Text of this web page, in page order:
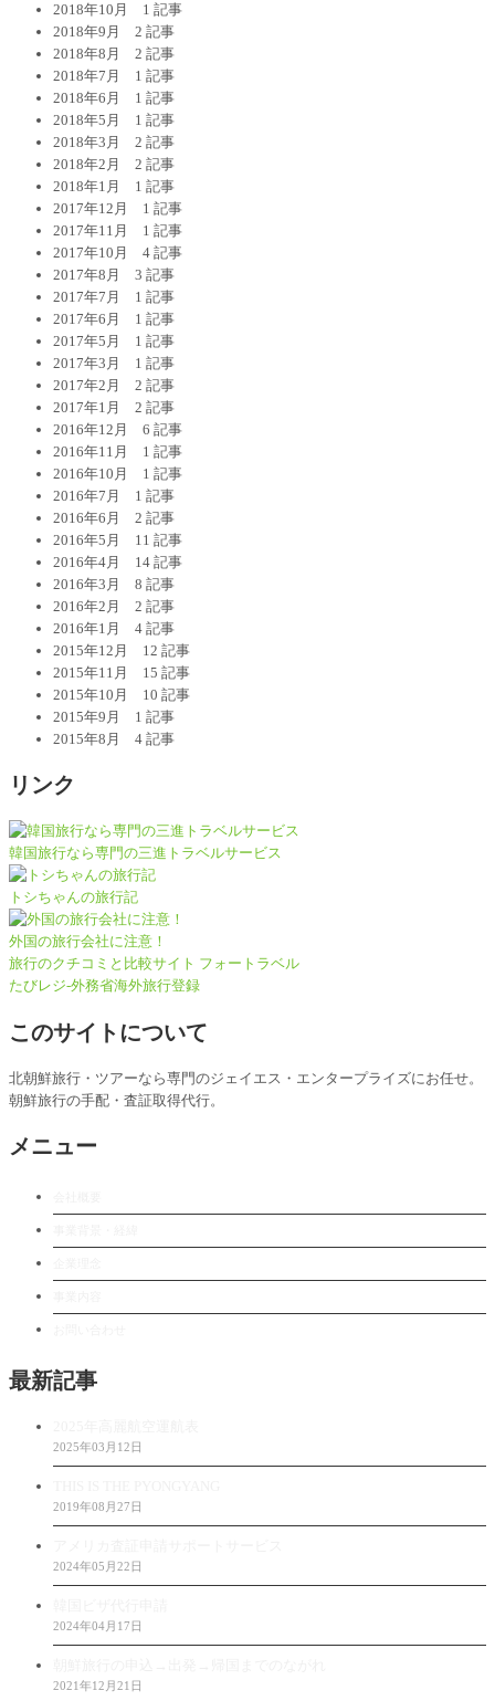
2018年10月 1 記事
2018年9月 2 記事
2018年8月 2 記事
2018年7月 1 記事
2018年6月 1 記事
2018年5月 1 記事
2018年3月 2 記事
2018年2月 2 記事
2018年1月 1 記事
2017年12月 1 記事
2017年11月 1 記事
2017年10月 4 記事
2017年8月 3 記事
2017年7月 1 記事
2017年6月 1 記事
2017年5月 1 記事
2017年3月 1 記事
2017年2月 2 記事
2017年1月 2 記事
2016年12月 6 記事
2016年11月 1 記事
2016年10月 1 記事
2016年7月 1 記事
2016年6月 2 記事
2016年5月 11 記事
2016年4月 14 記事
2016年3月 8 記事
2016年2月 2 記事
2016年1月 4 記事
2015年12月 12 記事
2015年11月 15 記事
2015年10月 10 記事
2015年9月 1 記事
2015年8月 4 記事
リンク
韓国旅行なら専門の三進トラベルサービス
トシちゃんの旅行記
外国の旅行会社に注意！
旅行のクチコミと比較サイト フォートラベル
たびレジ-外務省海外旅行登録
このサイトについて
北朝鮮旅行・ツアーなら専門のジェイエス・エンタープライズにお任せ。
朝鮮旅行の手配・査証取得代行。
メニュー
最新記事
2025年03月12日
2019年08月27日
2024年05月22日
2024年04月17日
2021年12月21日